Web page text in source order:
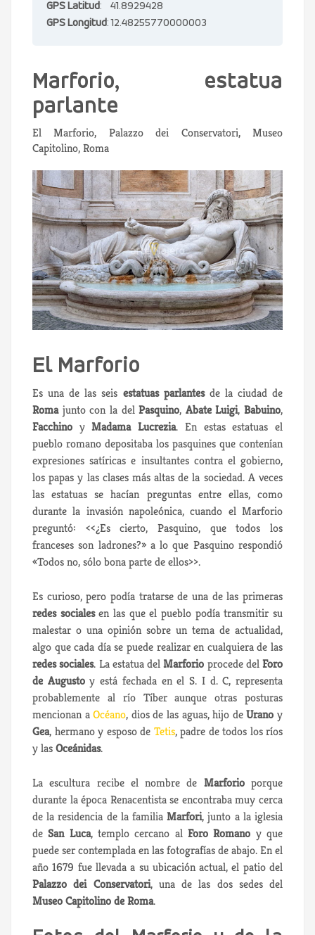
GPS Latitud: 41.8929428
GPS Longitud: 12.48255770000003
Marforio, estatua
parlante
El Marforio, Palazzo dei Conservatori, Museo
Capitolino, Roma
El Marforio
Es una de las seis estatuas parlantesde la ciudad de
Romajunto con la delPasquino, Abate Luigi, Babuino,
Facchino yMadama Lucrezia. En estas estatuas el
pueblo romano depositaba los pasquines que contenían
expresiones satíricas e insultantes contra el gobierno,
los papas y las clases más altas de la sociedad. A veces
las estatuas se hacían preguntas entre ellas, como
durante la invasión napoleónica, cuando el Marforio
preguntó: <<¿Es cierto, Pasquino, que todos los
franceses son ladrones?» a lo que Pasquino respondió
«Todos no, sólo bona parte de ellos>>.
Es curioso, pero podía tratarse de una de las primeras
redes socialesen las que el pueblo podía transmitir su
malestar o una opinión sobre un tema de actualidad,
algo que cada día se puede realizar en cualquiera de las
redes sociales. La estatua delMarforio procede delForo
de Augustoy está fechada en el S. I d. C, representa
probablemente al río Tíber aunque otras posturas
mencionan aOcéano, dios de las aguas, hijo deUrano y
Gea, hermano y esposo de Tetis, padre de todos los ríos
y lasOceánidas.
La escultura recibe el nombre de Marforioporque
durante la época Renacentista se encontraba muy cerca
de la residencia de la familiaMarfori, junto a la iglesia
deSan Luca, templo cercano alForo Romano y que
puede ser contemplada en las fotografías de abajo. En el
año 1679 fue llevada a su ubicación actual, el patio del
Palazzo dei Conservatori, una de las dos sedes del
Museo Capitolino de Roma.